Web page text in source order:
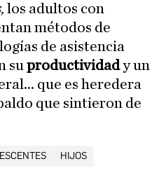
, los adultos con
métodos de
de asistencia
su productividady un
que es heredera
que sintieron de
HIJOS